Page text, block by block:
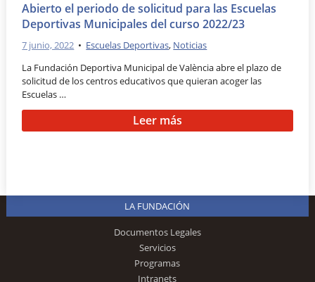
Abierto el periodo de solicitud para las Escuelas
Deportivas Municipales del curso 2022/23
7 junio, 2022 • Escuelas Deportivas, Noticias
La Fundación Deportiva Municipal de València abre el plazo de
solicitud de los centros educativos que quieran acoger las
Escuelas …
Leer más
LA FUNDACIÓN
Documentos Legales
Servicios
Programas
Intranets